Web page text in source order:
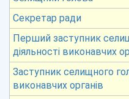
Секретар ради
Перший заступник
діяльності виконавчих
Заступник селищного
виконавчих органів